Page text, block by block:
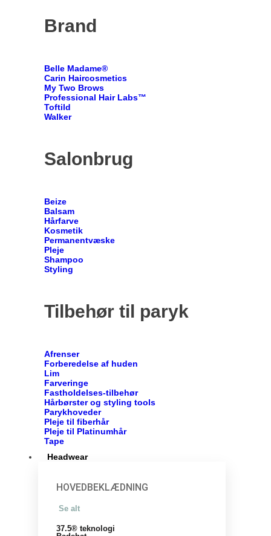
Brand
Belle Madame®
Carin Haircosmetics
My Two Brows
Professional Hair Labs™
Toftild
Walker
Salonbrug
Beize
Balsam
Hårfarve
Kosmetik
Permanentvæske
Pleje
Shampoo
Styling
Tilbehør til paryk
Afrenser
Forberedelse af huden
Lim
Farveringe
Fastholdelses-tilbehør
Hårbørster og styling tools
Parykhoveder
Pleje til fiberhår
Pleje til Platinumhår
Tape
Headwear
HOVEDBEKLÆDNING
Se alt
37.5® teknologi